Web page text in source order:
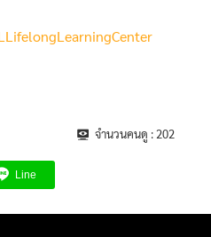
จำนวนคนดู :202
Line